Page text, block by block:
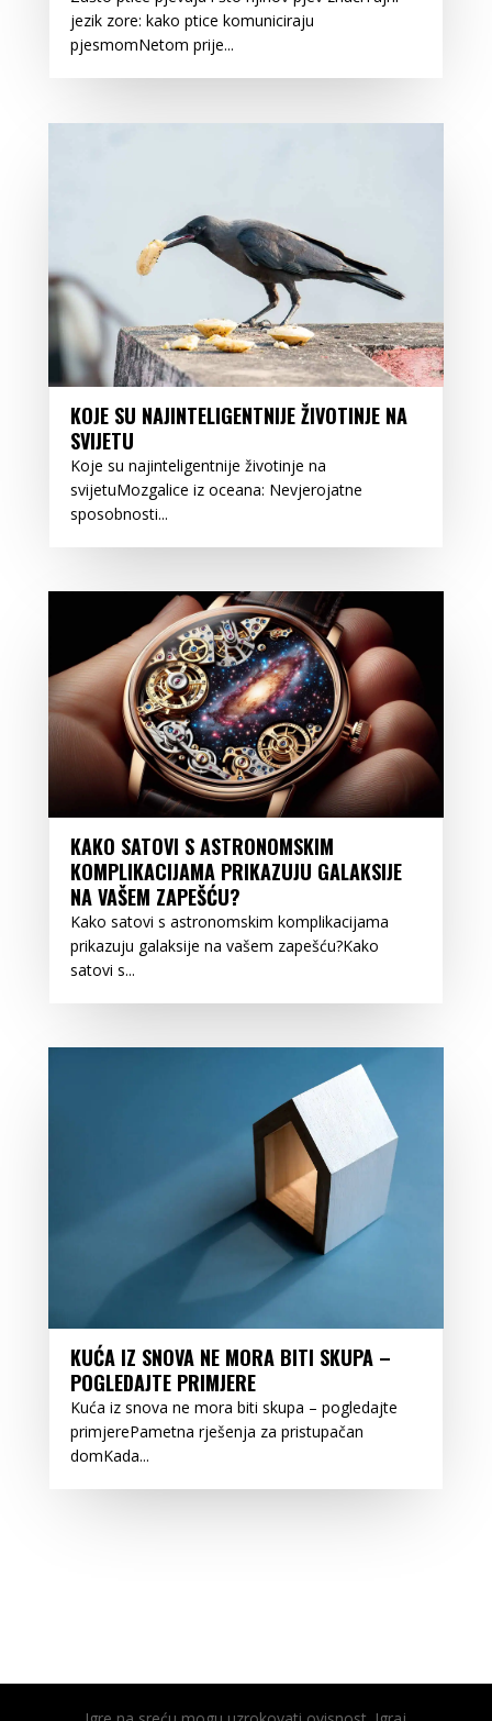
jezik zore: kako ptice komuniciraju
pjesmomNetom prije...
KOJE SU NAJINTELIGENTNIJE ŽIVOTINJE NA
SVIJETU
Koje su najinteligentnije životinje na
svijetuMozgalice iz oceana: Nevjerojatne
sposobnosti...
KAKO SATOVI S ASTRONOMSKIM
KOMPLIKACIJAMA PRIKAZUJU GALAKSIJE
NA VAŠEM ZAPEŠĆU?
Kako satovi s astronomskim komplikacijama
prikazuju galaksije na vašem zapešću?Kako
satovi s...
KUĆA IZ SNOVA NE MORA BITI SKUPA –
POGLEDAJTE PRIMJERE
Kuća iz snova ne mora biti skupa – pogledajte
primjerePametna rješenja za pristupačan
domKada...